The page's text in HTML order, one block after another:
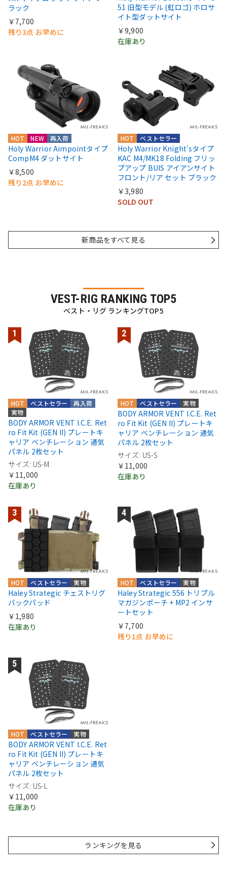
ラック
￥7,700
残り3点 お早めに
51 旧型モデル (虹ロゴ) ホロサ
イト型ダットサイト
￥9,900
在庫あり
HOT NEW 再入荷
Holy Warrior Aimpointタイプ
CompM4 ダットサイト
￥8,500
残り2点 お早めに
HOT ベストセラー
Holy Warrior Knight'sタイプ
KAC M4/MK18 Folding フリッ
プアップ BUIS アイアンサイト
フロント/リア セット ブラック
￥3,980
SOLD OUT
新商品をすべて見る
VEST-RIG RANKING TOP5
ベスト・リグ ランキングTOP5
実物
再入荷
ベストセラー
HOT
BODY ARMOR VENT I.C.E. Ret
ro Fit Kit (GEN II) プレートキ
ャリア ベンチレーション 通気
パネル 2枚セット
サイズ: US-M
￥11,000
在庫あり
実物
ベストセラー
HOT
BODY ARMOR VENT I.C.E. Ret
ro Fit Kit (GEN II) プレートキ
ャリア ベンチレーション 通気
パネル 2枚セット
サイズ: US-S
￥11,000
在庫あり
実物
ベストセラー
HOT
Haley Strategic チェストリグ
バックパッド
￥1,980
在庫あり
実物
ベストセラー
HOT
Haley Strategic 556 トリプル
マガジンポーチ + MP2 インサ
ートセット
￥7,700
残り1点 お早めに
実物
ベストセラー
HOT
BODY ARMOR VENT I.C.E. Ret
ro Fit Kit (GEN II) プレートキ
ャリア ベンチレーション 通気
パネル 2枚セット
サイズ: US-L
￥11,000
在庫あり
ランキングを見る